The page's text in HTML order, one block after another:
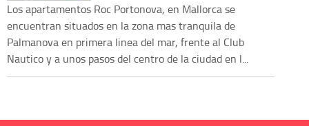
Los apartamentos Roc Portonova, en Mallorca se
encuentran situados en la zona mas tranquila de
Palmanova en primera linea del mar, frente al Club
Nautico y a unos pasos del centro de la ciudad en l...